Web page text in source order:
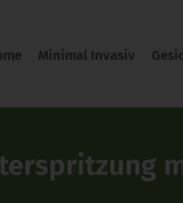
Minimal Invasiv